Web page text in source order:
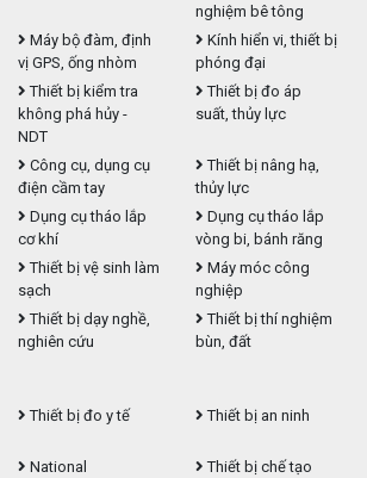
nghiệm bê tông
Máy bộ đàm, định
vị GPS, ống nhòm
Kính hiển vi, thiết bị
phóng đại
Thiết bị kiểm tra
không phá hủy -
NDT
Thiết bị đo áp
suất, thủy lực
Công cụ, dụng cụ
điện cầm tay
Thiết bị nâng hạ,
thủy lực
Dụng cụ tháo lắp
cơ khí
Dụng cụ tháo lắp
vòng bi, bánh răng
Thiết bị vệ sinh làm
sạch
Máy móc công
nghiệp
Thiết bị dạy nghề,
nghiên cứu
Thiết bị thí nghiệm
bùn, đất
Thiết bị đo y tế
Thiết bị an ninh
National
Thiết bị chế tạo